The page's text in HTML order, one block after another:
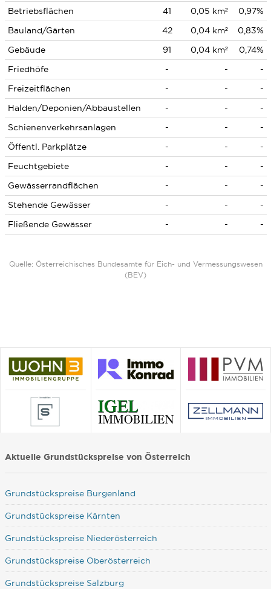
Betriebsflächen 41 0,05 km²
0,97%
Bauland/Gärten
42 0,04 km²
0,83%
Gebäude
91 0,04 km²
0,74%
Friedhöfe
- -
-
Freizeitflächen
- -
-
Halden/Deponien/Abbaustellen
- -
-
Schienenverkehrsanlagen
- -
-
Öffentl. Parkplätze
- -
-
Feuchtgebiete
- -
-
Gewässerrandflächen
- -
-
Stehende Gewässer
- -
-
Fließende Gewässer
- - -
Quelle: Österreichisches Bundesamte für Eich- und Vermessungswesen
(BEV)
Aktuelle Grundstückspreise von Österreich
Grundstückspreise Burgenland
Grundstückspreise Kärnten
Grundstückspreise Niederösterreich
Grundstückspreise Oberösterreich
Grundstückspreise Salzburg